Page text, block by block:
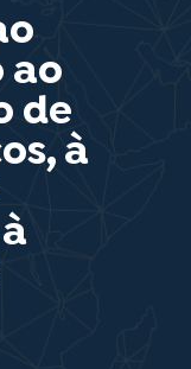
ao
de
à